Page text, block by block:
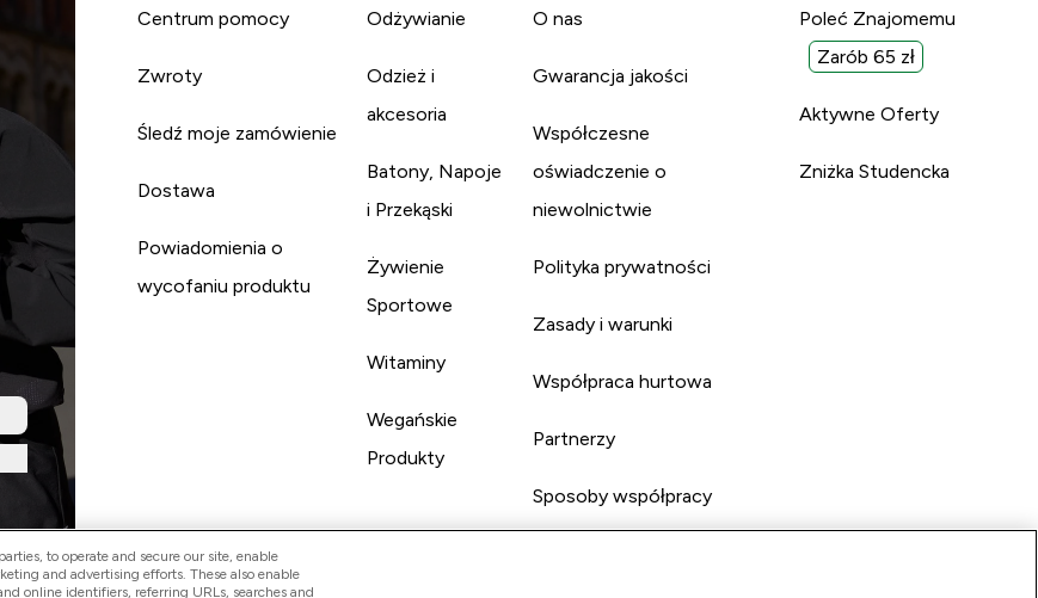
Centrum pomocy
Zwroty
Śledź moje zamówienie
Dostawa
Powiadomienia o
wycofaniu produktu
Odżywianie
Odzież i
akcesoria
Batony, Napoje
i Przekąski
Żywienie
Sportowe
Witaminy
Wegańskie
Produkty
O nas
Gwarancja jakości
Współczesne
oświadczenie o
niewolnictwie
Polityka prywatności
Zasady i warunki
Współpraca hurtowa
Partnerzy
Sposoby współpracy
Poleć Znajomemu
Zarób 65 zł
Aktywne Oferty
Zniżka Studencka
to operate and secure our site, enable
and advertising efforts. These also enable
online identifiers, referring URLs, searches and